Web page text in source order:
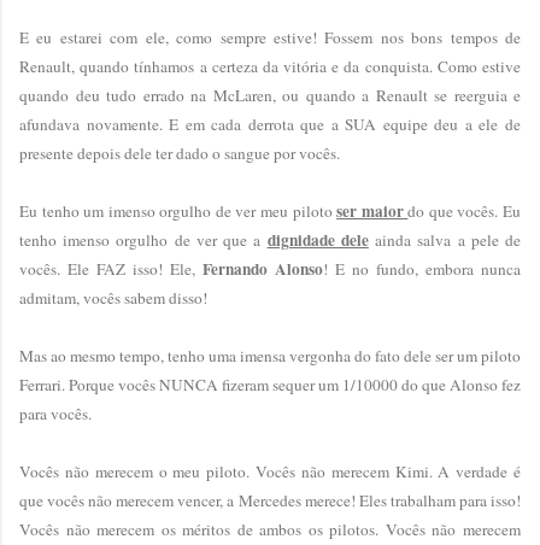
E eu estarei com ele, como sempre estive! Fossem nos bons tempos de
Renault, quando tínhamos a certeza da vitória e da conquista. Como estive
quando deu tudo errado na McLaren, ou quando a Renault se reerguia e
afundava novamente. E em cada derrota que a SUA equipe deu a ele de
presente depois dele ter dado o sangue por vocês.
Eu tenho um imenso orgulho de ver meu pilotoser maiordo que vocês. Eu
tenho imenso orgulho de ver que a dignidade deleainda salva a pele de
vocês. Ele FAZ isso! Ele, Fernando Alonso! E no fundo, embora nunca
admitam, vocês sabem disso!
Mas ao mesmo tempo, tenho uma imensa vergonha do fato dele ser um piloto
Ferrari. Porque vocês NUNCA fizeram sequer um 1/10000 do que Alonso fez
para vocês.
Vocês não merecem o meu piloto. Vocês não merecem Kimi. A verdade é
que vocês não merecem vencer, a Mercedes merece! Eles trabalham para isso!
Vocês não merecem os méritos de ambos os pilotos. Vocês não merecem